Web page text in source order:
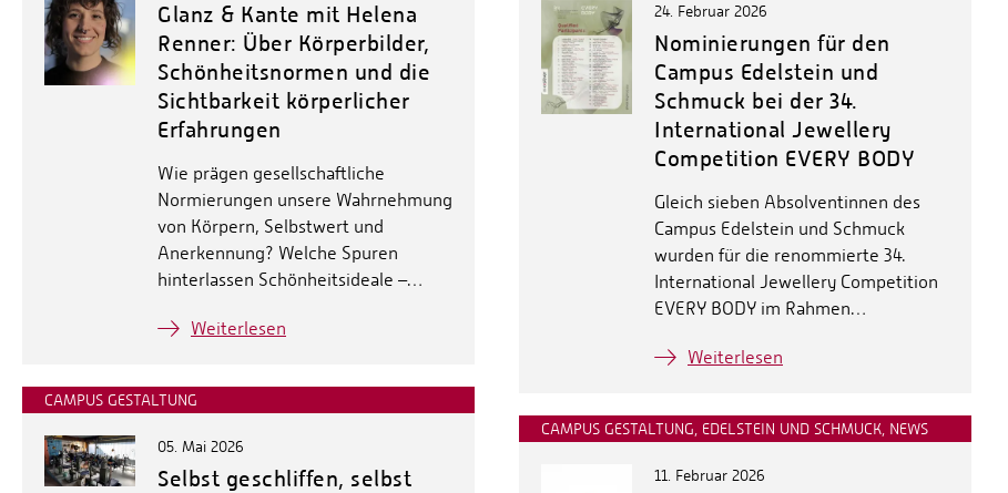
Glanz & Kante mit Helena
Renner: Über Körperbilder,
Schönheitsnormen und die
Sichtbarkeit körperlicher
Erfahrungen
Wie prägen gesellschaftliche
Normierungen unsere Wahrnehmung
von Körpern, Selbstwert und
Anerkennung? Welche Spuren
hinterlassen Schönheitsideale –…
Weiterlesen
CAMPUS GESTALTUNG
05. Mai 2026
Selbst geschliffen, selbst
24. Februar 2026
Nominierungen für den
Campus Edelstein und
Schmuck bei der 34.
International Jewellery
Competition EVERY BODY
Gleich sieben Absolventinnen des
Campus Edelstein und Schmuck
wurden für die renommierte 34.
International Jewellery Competition
EVERY BODY im Rahmen…
Weiterlesen
CAMPUS GESTALTUNG, EDELSTEIN UND SCHMUCK, NEWS
11. Februar 2026